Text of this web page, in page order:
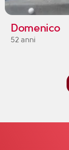
Domenico
52 anni